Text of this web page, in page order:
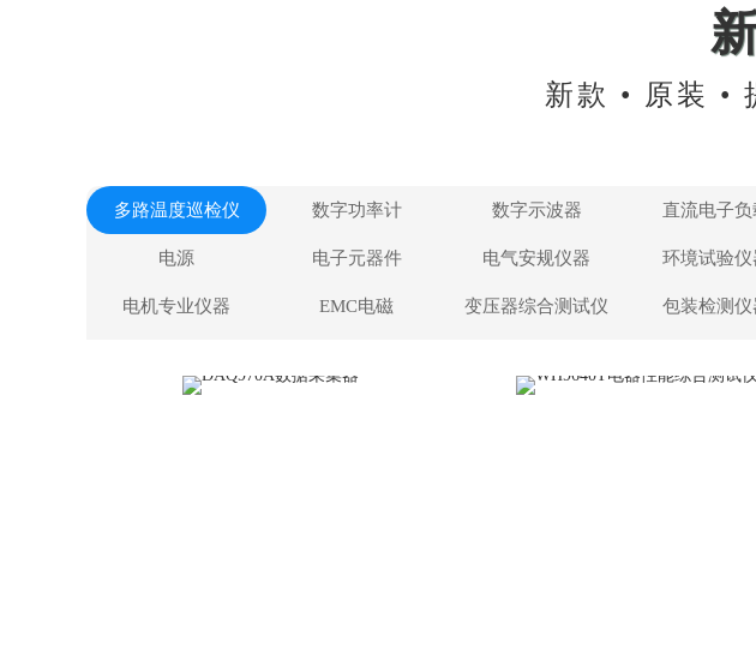
新款 • 原装 •
多路温度巡检仪 数字功率计 数字示波器 直流电子负
电源 电子元器件 电气安规仪器 环境试验仪
电机专业仪器 EMC电磁 变压器综合测试仪 包装检测仪